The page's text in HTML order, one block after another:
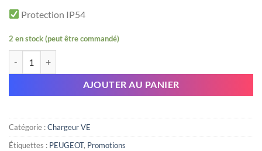
Protection IP54
2 en stock (peut être commandé)
AJOUTER AU PANIER
Catégorie :Chargeur VE
Étiquettes : PEUGEOT, Promotions